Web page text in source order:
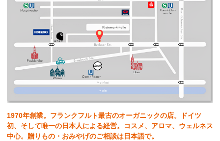
1970年創業。フランクフルト最古のオーガニックの店。ドイツ
初、そして唯一の日本人による経営。コスメ、アロマ、ウェルネス
中心。贈りもの・おみやげのご相談は日本語で。